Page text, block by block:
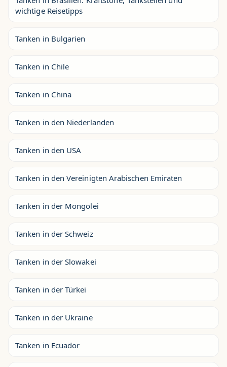
wichtige Reisetipps
Tanken in Bulgarien
Tanken in Chile
Tanken in China
Tanken in den Niederlanden
Tanken in den USA
Tanken in den Vereinigten Arabischen Emiraten
Tanken in der Mongolei
Tanken in der Schweiz
Tanken in der Slowakei
Tanken in der Türkei
Tanken in der Ukraine
Tanken in Ecuador